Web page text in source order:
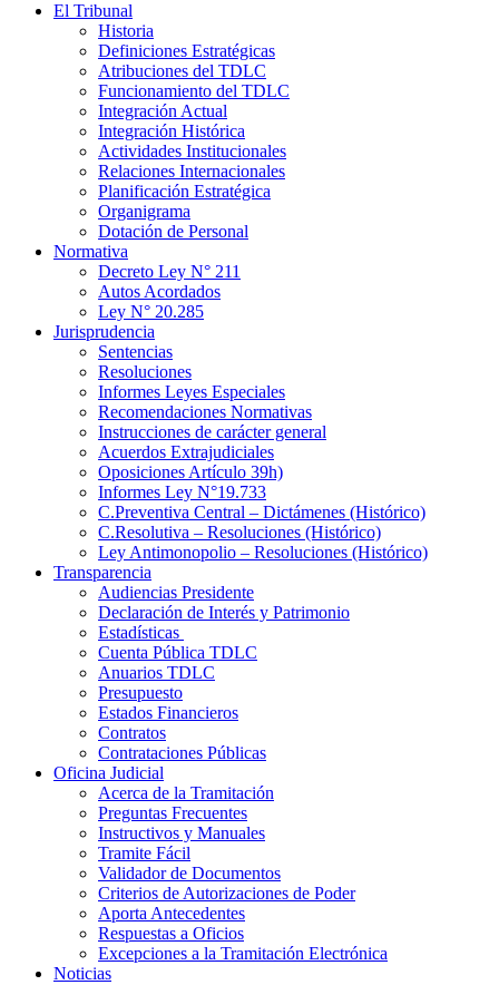
El Tribunal
Historia
Definiciones Estratégicas
Atribuciones del TDLC
Funcionamiento del TDLC
Integración Actual
Integración Histórica
Actividades Institucionales
Relaciones Internacionales
Planificación Estratégica
Organigrama
Dotación de Personal
Normativa
Decreto Ley N° 211
Autos Acordados
Ley N° 20.285
Jurisprudencia
Sentencias
Resoluciones
Informes Leyes Especiales
Recomendaciones Normativas
Instrucciones de carácter general
Acuerdos Extrajudiciales
Oposiciones Artículo 39h)
Informes Ley N°19.733
C.Preventiva Central – Dictámenes (Histórico)
C.Resolutiva – Resoluciones (Histórico)
Ley Antimonopolio – Resoluciones (Histórico)
Transparencia
Audiencias Presidente
Declaración de Interés y Patrimonio
Estadísticas
Cuenta Pública TDLC
Anuarios TDLC
Presupuesto
Estados Financieros
Contratos
Contrataciones Públicas
Oficina Judicial
Acerca de la Tramitación
Preguntas Frecuentes
Instructivos y Manuales
Tramite Fácil
Validador de Documentos
Criterios de Autorizaciones de Poder
Aporta Antecedentes
Respuestas a Oficios
Excepciones a la Tramitación Electrónica
Noticias